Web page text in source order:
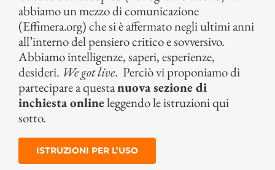
abbiamo un mezzo di comunicazione
(Effimera.org) che si è affermato negli ultimi anni
all’interno del pensiero critico e sovversivo.
Abbiamo intelligenze, saperi, esperienze,
desideri. We got live. Perciò vi proponiamo di
partecipare a questanuova sezione di
inchiesta onlineleggendo le istruzioni qui
sotto.
ISTRUZIONI PER L’USO